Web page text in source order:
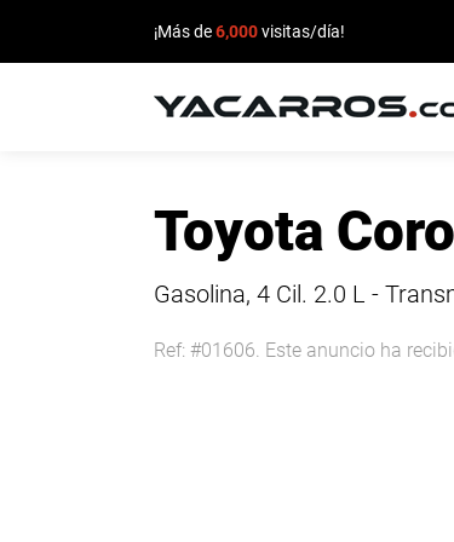
¡Más de6,000visitas/día!
Toyota
Gasolina, 4 Cil. 2.0 L -
Ref: #01606. Este anuncio ha